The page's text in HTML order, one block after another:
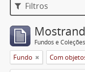
Filtros
Fundos e Coleções
Fundo Com